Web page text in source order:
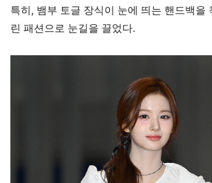
특히, 뱀부 토글 장식이 눈에 띄는 핸드백을
린 패션으로 눈길을 끌었다.